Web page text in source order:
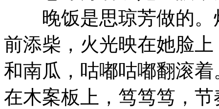
晚饭是思琼芳做的。
前添柴，火光映在她脸
和南瓜，咕嘟咕嘟翻滚
在木案板上，笃笃笃，